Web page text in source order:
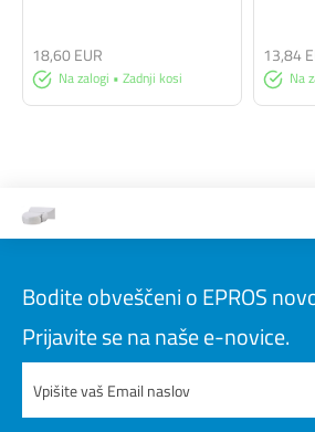
Na zalogi • Zadnji kosi
18,60 EUR
Na
13,84
Bodite obveščeni o EPROS
Prijavite se na naše e-novice.